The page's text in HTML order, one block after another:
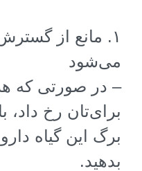
۱. مانع از
می‌شود
– در صورتی که
برای‌تان رخ داد،
برگ این گیاه
بدهید.